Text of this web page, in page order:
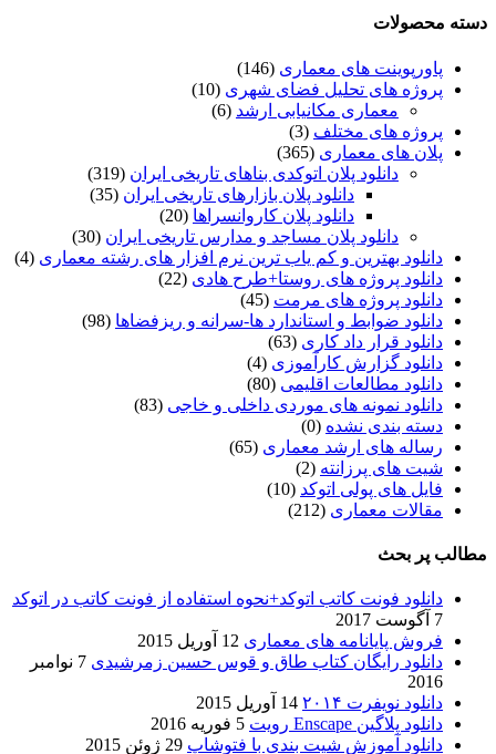
دسته محصولات
پاورپوینت های معماری (146)
پروژه های تحلیل فضای شهری (10)
معماری مکانیابی ارشد (6)
پروژه های مختلف (3)
پلان های معماری (365)
دانلود پلان اتوکدی بناهای تاریخی ایران (319)
دانلود پلان بازارهای تاریخی ایران (35)
دانلود پلان کاروانسراها (20)
دانلود پلان مساجد و مدارس تاریخی ایران (30)
دانلود بهترین و کم یاب ترین نرم افزار های رشته معماری (4)
دانلود پروژه های روستا+طرح هادی (22)
دانلود پروژه های مرمت (45)
دانلود ضوابط و استاندارد ها-سرانه و ریزفضاها (98)
دانلود قرار داد کاری (63)
دانلود گزارش کارآموزی (4)
دانلود مطالعات اقلیمی (80)
دانلود نمونه های موردی داخلی و خاجی (83)
دسته بندی نشده (0)
رساله های ارشد معماری (65)
شیت های پرزانته (2)
فایل های پولی اتوکد (10)
مقالات معماری (212)
مطالب پر بحث
دانلود فونت کاتب اتوکد+نحوه استفاده از فونت کاتب در اتوکد
7 آگوست 2017
فروش پایانامه های معماری 12 آوریل 2015
دانلود رایگان کتاب طاق و قوس حسین زمرشیدی
7 نوامبر
2016
دانلود نویفرت ۲۰۱۴
14 آوریل 2015
دانلود پلاگین Enscape رویت
5 فوریه 2016
دانلود آموزش شیت بندی با فتوشاپ 29 ژوئن 2015